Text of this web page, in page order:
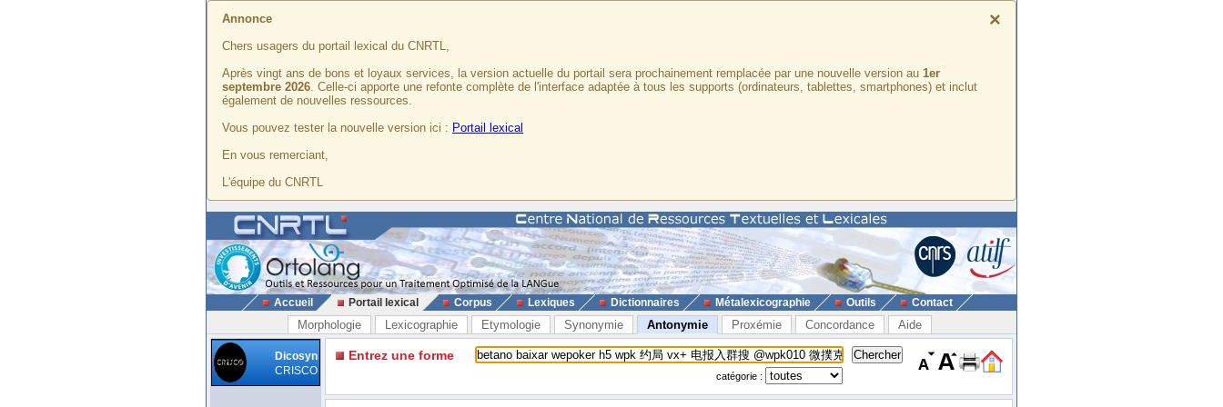
×
Annonce
Chers usagers du portail lexical du CNRTL,
Après vingt ans de bons et loyaux services, la version actuelle du portail sera prochainement remplacée par une nouvelle version au 1er
septembre 2026. Celle-ci apporte une refonte complète de l'interface adaptée à tous les supports (ordinateurs, tablettes, smartphones) et inclut
également de nouvelles ressources.
Vous pouvez tester la nouvelle version ici : Portail lexical
En vous remerciant,
L'équipe du CNRTL
Accueil Portail lexical Corpus Lexiques Dictionnaires Métalexicographie Outils Contact
Morphologie Lexicographie Etymologie Synonymie Antonymie Proxémie Concordance Aide
Dicosyn
CRISCO
Entrez une forme
catégorie :